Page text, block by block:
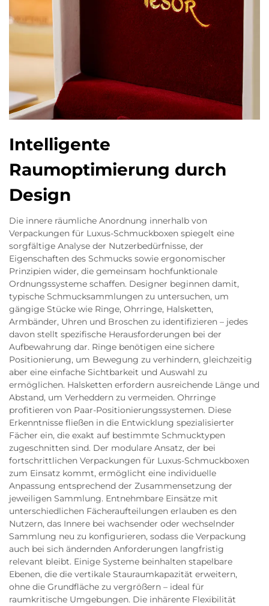
Intelligente
Raumoptimierung durch
Design
Die innere räumliche Anordnung innerhalb von
Verpackungen für Luxus-Schmuckboxen spiegelt eine
sorgfältige Analyse der Nutzerbedürfnisse, der
Eigenschaften des Schmucks sowie ergonomischer
Prinzipien wider, die gemeinsam hochfunktionale
Ordnungssysteme schaffen. Designer beginnen damit,
typische Schmucksammlungen zu untersuchen, um
gängige Stücke wie Ringe, Ohrringe, Halsketten,
Armbänder, Uhren und Broschen zu identifizieren – jedes
davon stellt spezifische Herausforderungen bei der
Aufbewahrung dar. Ringe benötigen eine sichere
Positionierung, um Bewegung zu verhindern, gleichzeitig
aber eine einfache Sichtbarkeit und Auswahl zu
ermöglichen. Halsketten erfordern ausreichende Länge und
Abstand, um Verheddern zu vermeiden. Ohrringe
profitieren von Paar-Positionierungssystemen. Diese
Erkenntnisse fließen in die Entwicklung spezialisierter
Fächer ein, die exakt auf bestimmte Schmucktypen
zugeschnitten sind. Der modulare Ansatz, der bei
fortschrittlichen Verpackungen für Luxus-Schmuckboxen
zum Einsatz kommt, ermöglicht eine individuelle
Anpassung entsprechend der Zusammensetzung der
jeweiligen Sammlung. Entnehmbare Einsätze mit
unterschiedlichen Fächeraufteilungen erlauben es den
Nutzern, das Innere bei wachsender oder wechselnder
Sammlung neu zu konfigurieren, sodass die Verpackung
auch bei sich ändernden Anforderungen langfristig
relevant bleibt. Einige Systeme beinhalten stapelbare
Ebenen, die die vertikale Stauraumkapazität erweitern,
ohne die Grundfläche zu vergrößern – ideal für
raumkritische Umgebungen. Die inhärente Flexibilität